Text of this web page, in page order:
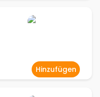
Hinzufügen